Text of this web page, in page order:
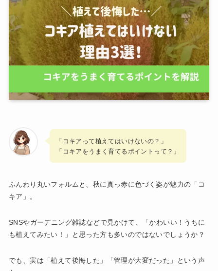
「コキアって植えてはいけないの？」
「コキアをうまく育てるポイントって？」
ふんわり丸いフォルムと、秋に真っ赤に色づく姿が魅力の「コ
キア」。
SNSやガーデニング雑誌などで見かけて、「かわいい！うちに
も植えてみたい！」と思った方も多いのではないでしょうか？
でも、実は「植えて後悔した」「管理が大変だった」という声